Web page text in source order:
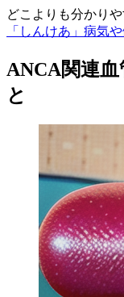
どこよりも分かり
「しんけあ」病気
ANCA関連
と